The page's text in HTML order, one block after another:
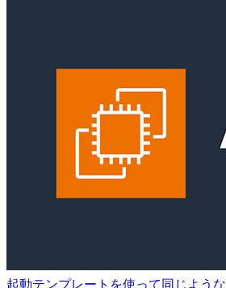
起動テンプレートを使って同じよう